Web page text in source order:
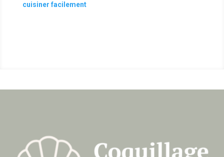
cuisiner facilement